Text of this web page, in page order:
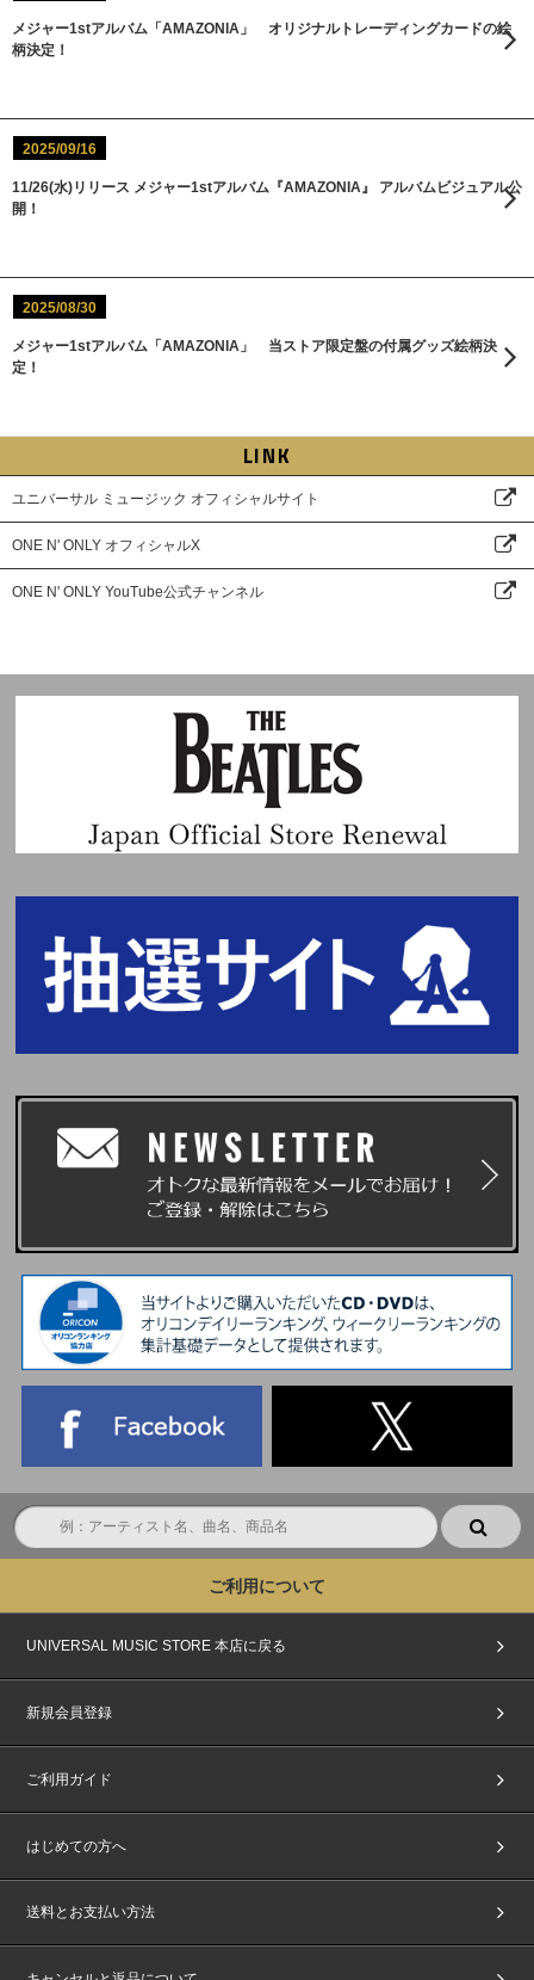
メジャー1stアルバム「AMAZONIA」 オリジナルトレーディングカードの絵
柄決定！
2025/09/16
11/26(水)リリース メジャー1stアルバム『AMAZONIA』 アルバムビジュアル公
開！
2025/08/30
メジャー1stアルバム「AMAZONIA」 当ストア限定盤の付属グッズ絵柄決
定！
LINK
ユニバーサル ミュージック オフィシャルサイト
ONE N' ONLY オフィシャルX
ONE N' ONLY YouTube公式チャンネル
ご利用について
UNIVERSAL MUSIC STORE 本店に戻る
新規会員登録
ご利用ガイド
はじめての方へ
送料とお支払い方法